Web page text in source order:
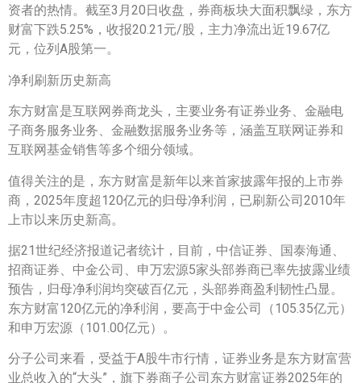
资者的热情。截至3月20日收盘，券商板块大面积飘绿，东方
财富下跌5.25%，收报20.21元/股，主力净流出近19.67亿
元，位列A股第一。
净利刷新历史新高
东方财富是互联网券商龙头，主要业务有证券业务、金融电
子商务服务业务、金融数据服务业务等，涵盖互联网证券和
互联网基金销售等多个细分领域。
值得关注的是，东方财富是新年以来首家披露年报的上市券
商，2025年度超120亿元的归母净利润，已刷新公司2010年
上市以来历史新高。
据21世纪经济报道记者统计，目前，中信证券、国泰海通、
招商证券、中金公司、申万宏源5家头部券商已率先披露业绩
预告，归母净利润均突破百亿元，头部券商盈利韧性凸显。
东方财富120亿元的净利润，要高于中金公司（105.35亿元）
和申万宏源（101.00亿元）。
分子公司来看，受益于A股牛市行情，证券业务是东方财富营
业总收入的“大头”，旗下券商子公司东方财富证券2025年的